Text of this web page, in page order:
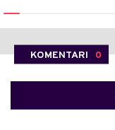
KOMENTARI 0